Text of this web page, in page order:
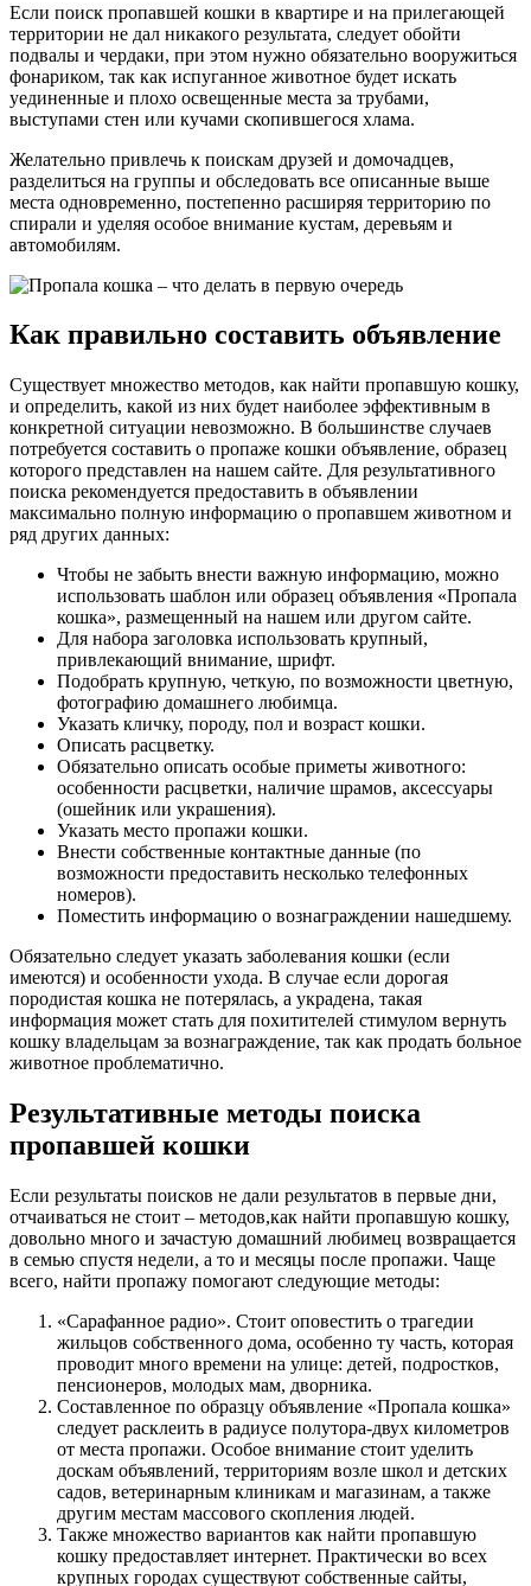
Если поиск пропавшей кошки в квартире и на прилегающей
территории не дал никакого результата, следует обойти
подвалы и чердаки, при этом нужно обязательно вооружиться
фонариком, так как испуганное животное будет искать
уединенные и плохо освещенные места за трубами,
выступами стен или кучами скопившегося хлама.
Желательно привлечь к поискам друзей и домочадцев,
разделиться на группы и обследовать все описанные выше
места одновременно, постепенно расширяя территорию по
спирали и уделяя особое внимание кустам, деревьям и
автомобилям.
Как правильно составить объявление
Существует множество методов, как найти пропавшую кошку,
и определить, какой из них будет наиболее эффективным в
конкретной ситуации невозможно. В большинстве случаев
потребуется составить о пропаже кошки объявление, образец
которого представлен на нашем сайте. Для результативного
поиска рекомендуется предоставить в объявлении
максимально полную информацию о пропавшем животном и
ряд других данных:
Чтобы не забыть внести важную информацию, можно
использовать шаблон или образец объявления «Пропала
кошка», размещенный на нашем или другом сайте.
Для набора заголовка использовать крупный,
привлекающий внимание, шрифт.
Подобрать крупную, четкую, по возможности цветную,
фотографию домашнего любимца.
Указать кличку, породу, пол и возраст кошки.
Описать расцветку.
Обязательно описать особые приметы животного:
особенности расцветки, наличие шрамов, аксессуары
(ошейник или украшения).
Указать место пропажи кошки.
Внести собственные контактные данные (по
возможности предоставить несколько телефонных
номеров).
Поместить информацию о вознаграждении нашедшему.
Обязательно следует указать заболевания кошки (если
имеются) и особенности ухода. В случае если дорогая
породистая кошка не потерялась, а украдена, такая
информация может стать для похитителей стимулом вернуть
кошку владельцам за вознаграждение, так как продать больное
животное проблематично.
Результативные методы поиска
пропавшей кошки
Если результаты поисков не дали результатов в первые дни,
отчаиваться не стоит – методов,как найти пропавшую кошку,
довольно много и зачастую домашний любимец возвращается
в семью спустя недели, а то и месяцы после пропажи. Чаще
всего, найти пропажу помогают следующие методы:
«Сарафанное радио». Стоит оповестить о трагедии
жильцов собственного дома, особенно ту часть, которая
проводит много времени на улице: детей, подростков,
пенсионеров, молодых мам, дворника.
Составленное по образцу объявление «Пропала кошка»
следует расклеить в радиусе полутора-двух километров
от места пропажи. Особое внимание стоит уделить
доскам объявлений, территориям возле школ и детских
садов, ветеринарным клиникам и магазинам, а также
другим местам массового скопления людей.
Также множество вариантов как найти пропавшую
кошку предоставляет интернет. Практически во всех
крупных городах существуют собственные сайты,